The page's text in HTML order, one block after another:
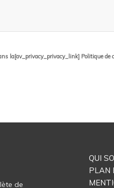
la[av_privacy_privacy_link] Politique
de
QUI
PLAN